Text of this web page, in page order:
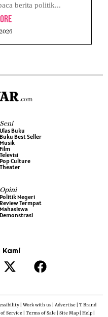
berita politik...
Seni
Ulas Buku
Buku Best Seller
Musik
Film
Televisi
Pop Culture
Theater
Opini
Politik Negeri
Review Termpat
Mahasiswa
Demonstrasi
| Work with us | Advertise | T Brand
Service | Terms of Sale | Site Map | Help |